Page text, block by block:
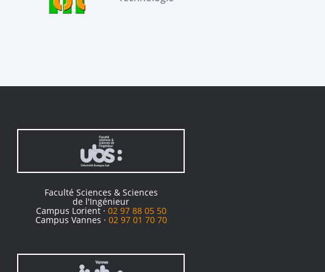
Faculté Sciences & Sciences
de l'Ingénieur
Campus Lorient · 02 97 88 05 50
Campus Vannes · 02 97 01 70 70